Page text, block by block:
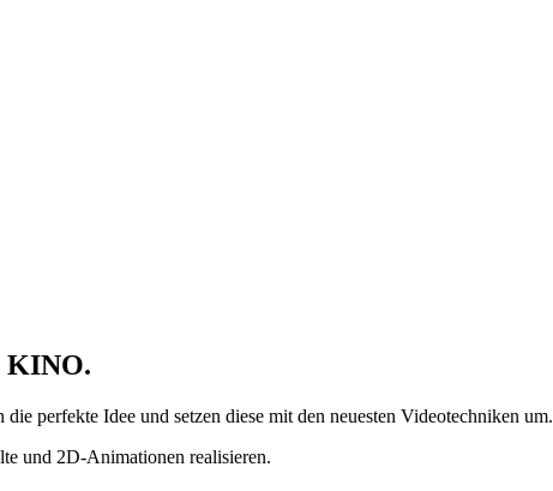
KINO.
perfekte Idee und setzen diese mit den neuesten Videotechniken um.
und 2D-Animationen realisieren.